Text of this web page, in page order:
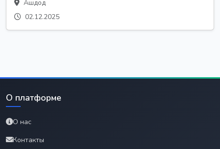
Ашдод
02.12.2025
О платформе
О нас
Контакты